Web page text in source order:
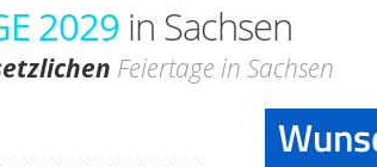
2029 in Sachsen
Feiertage in Sachsen